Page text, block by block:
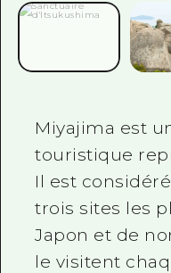
Miyajima est
touristique
Il est
trois sites les
Japon et de
le visitent